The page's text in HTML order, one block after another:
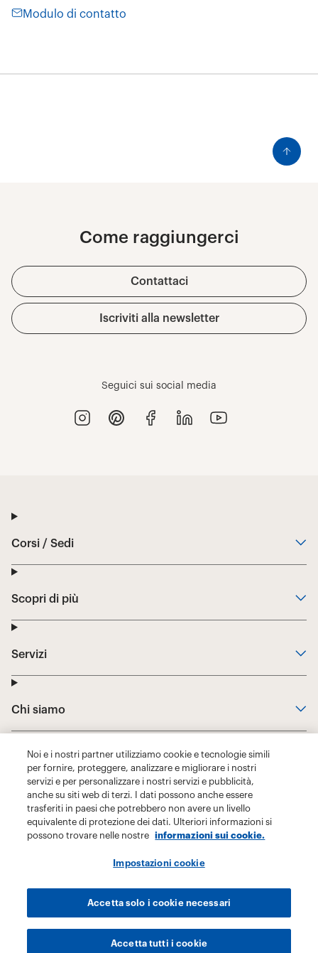
Noi e i nostri partner utilizziamo cookie e tecnologie simili
per fornire, proteggere, analizzare e migliorare i nostri
servizi e per personalizzare i nostri servizi e pubblicità,
anche su siti web di terzi. I dati possono anche essere
trasferiti in paesi che potrebbero non avere un livello
equivalente di protezione dei dati. Ulteriori informazioni si
possono trovare nelle nostre
informazioni sui cookie.
Impostazioni cookie
Accetta solo i cookie necessari
Accetta tutti i cookie